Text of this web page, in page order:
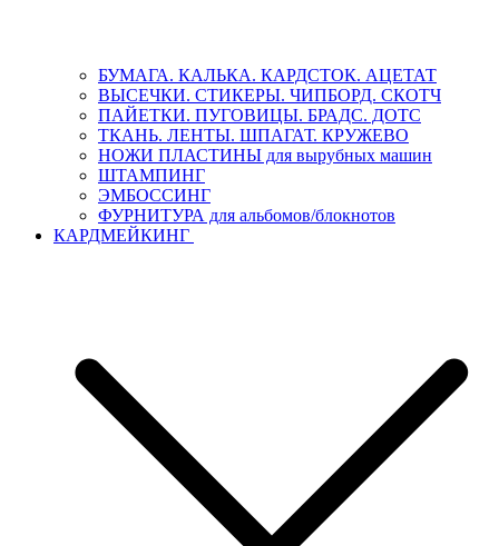
БУМАГА. КАЛЬКА. КАРДСТОК. АЦЕТАТ
ВЫСЕЧКИ. СТИКЕРЫ. ЧИПБОРД. СКОТЧ
ПАЙЕТКИ. ПУГОВИЦЫ. БРАДС. ДОТС
ТКАНЬ. ЛЕНТЫ. ШПАГАТ. КРУЖЕВО
НОЖИ ПЛАСТИНЫ для вырубных машин
ШТАМПИНГ
ЭМБОССИНГ
ФУРНИТУРА для альбомов/блокнотов
КАРДМЕЙКИНГ